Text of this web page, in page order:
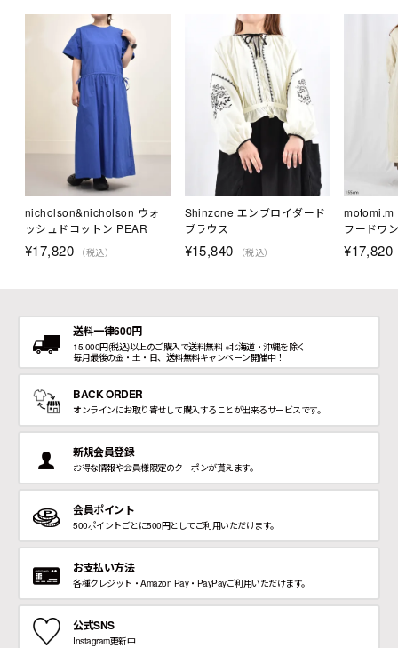
nicholson&nicholson ウォ
ッシュドコットン PEAR
¥17,820 （税込）
Shinzone エンブロイダード
ブラウス
¥15,840 （税込）
motomi.m
フードワ
¥17,820
送料一律600円
15,000円(税込)以上のご購入で送料無料 ※北海道・沖縄を除く
毎月最後の金・土・日、送料無料キャンペーン開催中！
BACK ORDER
オンラインにお取り寄せして購入することが出来るサービスです。
新規会員登録
お得な情報や会員様限定のクーポンが貰えます。
会員ポイント
500ポイントごとに500円としてご利用いただけます。
お支払い方法
各種クレジット・Amazon Pay・PayPayご利用いただけます。
公式SNS
Instagram更新中